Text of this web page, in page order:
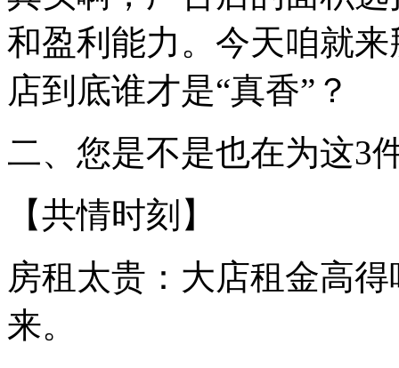
和盈利能力。今天咱就
店到底谁才是“真香”？
二、您是不是也在为这3
【共情时刻】
房租太贵：大店租金高
来。